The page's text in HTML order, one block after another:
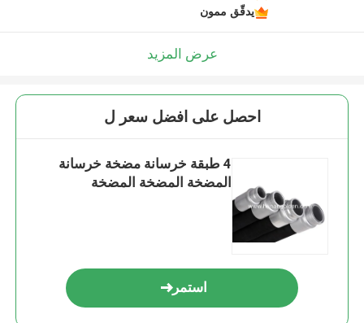
يدقّق ممون
عرض المزيد
احصل على افضل سعر ل
4 طبقة خرسانة مضخة خرسانة
المضخة المضخة المضخة
استمر